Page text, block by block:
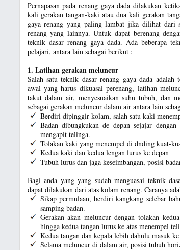
Pernapasan pada renang gaya dada dilakukan
kali gerakan tangan-kaki atau dua kali gerakan
gaya renang yang paling lambat jika dilihat dari
renang yang lainnya. Untuk dapat berenang
teknik dasar renang gaya dada. Ada beberapa
pelajari, antara lain sebagai berikut :
1. Latihan gerakan meluncur
Salah satu teknik dasar renang gaya dada
awal yang harus dikuasai perenang, latihan
takut dalam air, menyesuaikan suhu tubuh, dan
sebagai gerakan meluncur dalam air antara lain
Berdiri dipinggir kolam, salah satu kaki
Badan dibungkukan de depan sejajar
mengapit telinga.
Tolakan kaki yang menempel di dnding kuat-
Kedua kaki dan kedua lengan lurus ke depan
Tubuh lurus dan jaga keseimbangan, posisi
Bagi anda yang yang sudah menguasai teknik
dapat dilakukan dari atas kolam renang. Caranya
Sikap permulaan, berdiri kangkang selebar
samping badan.
Gerakan akan meluncur dengan tolakan
hingga kedua tangan lurus ke atas menempel
Kedua tangan dan kepala lebih dahulu masuk
Selama meluncur di dalam air, posisi tubuh